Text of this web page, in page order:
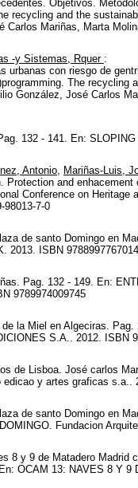
Objetivos.
recycling and the
Carlos Mariñas, Marta
-y Sistemas, Rquer :
urbanas con riesgo de
The
González, José Carlos
132 - 141. En:
Antonio, Mariñas-Luis,
Protection and
Conference on
98013-7-0
de santo Domingo en
2013. ISBN 9788997767014
Pag. 132 - 149. En:
9789974009745
la Miel en Algeciras.
S.A.. 2012. ISBN
de Lisboa. José carlos
y artes graficas s.a..
de santo Domingo en
Fundacion
8 y 9 de Matadero
OCAM 13: NAVES 8 Y 9